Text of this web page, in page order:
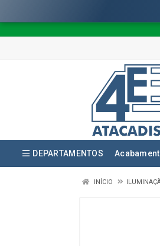
DEPARTAMENTOS
INÍCIO